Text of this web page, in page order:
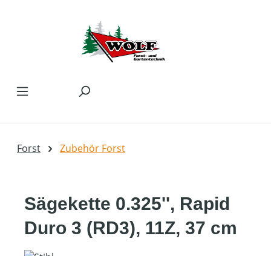
Forst Zubehör Forst
Sägekette 0.325'', Rapid
Duro 3 (RD3), 11Z, 37 cm